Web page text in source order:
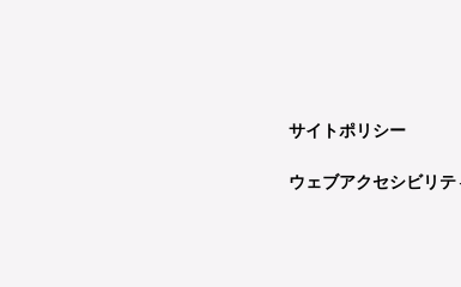
サイトポリシー
ウェブアクセシビリテ